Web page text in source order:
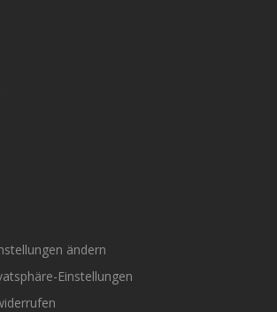
ändern
Einstellungen